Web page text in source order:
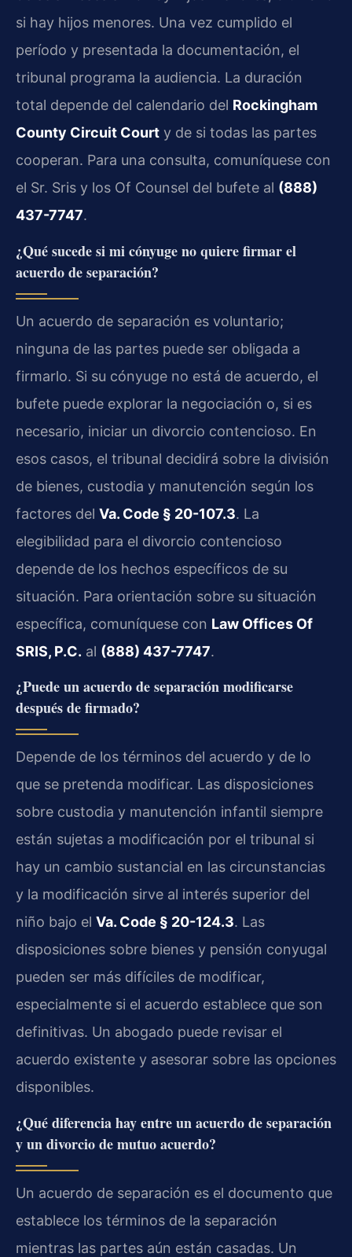
si hay hijos menores. Una vez cumplido el
período y presentada la documentación, el
tribunal programa la audiencia. La duración
total depende del calendario del Rockingham
County Circuit Court y de si todas las partes
cooperan. Para una consulta, comuníquese con
el Sr. Sris y los Of Counsel del bufete al (888)
437-7747.
¿Qué sucede si mi cónyuge no quiere firmar el
acuerdo de separación?
Un acuerdo de separación es voluntario;
ninguna de las partes puede ser obligada a
firmarlo. Si su cónyuge no está de acuerdo, el
bufete puede explorar la negociación o, si es
necesario, iniciar un divorcio contencioso. En
esos casos, el tribunal decidirá sobre la división
de bienes, custodia y manutención según los
factores del Va. Code § 20-107.3. La
elegibilidad para el divorcio contencioso
depende de los hechos específicos de su
situación. Para orientación sobre su situación
específica, comuníquese con Law Offices Of
SRIS, P.C. al (888) 437-7747.
¿Puede un acuerdo de separación modificarse
después de firmado?
Depende de los términos del acuerdo y de lo
que se pretenda modificar. Las disposiciones
sobre custodia y manutención infantil siempre
están sujetas a modificación por el tribunal si
hay un cambio sustancial en las circunstancias
y la modificación sirve al interés superior del
niño bajo el Va. Code § 20-124.3. Las
disposiciones sobre bienes y pensión conyugal
pueden ser más difíciles de modificar,
especialmente si el acuerdo establece que son
definitivas. Un abogado puede revisar el
acuerdo existente y asesorar sobre las opciones
disponibles.
¿Qué diferencia hay entre un acuerdo de separación
y un divorcio de mutuo acuerdo?
Un acuerdo de separación es el documento que
establece los términos de la separación
mientras las partes aún están casadas. Un